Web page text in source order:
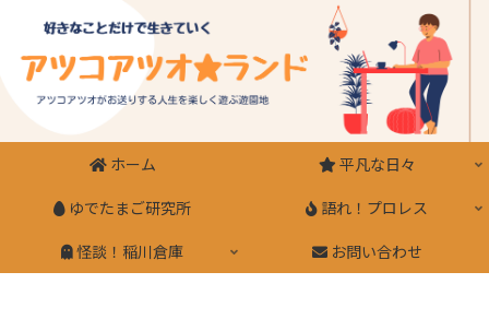
ホーム
平凡な日々
ゆでたまご研究所
語れ！プロレス
怪談！稲川倉庫
お問い合わせ